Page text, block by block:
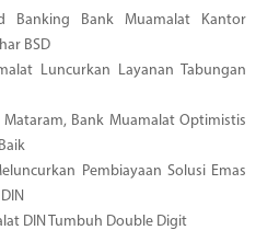
Banking Bank Muamalat Kantor
BSD
Luncurkan Layanan Tabungan
Mataram, Bank Muamalat Optimistis
Pembiayaan Solusi Emas
DIN Tumbuh Double Digit